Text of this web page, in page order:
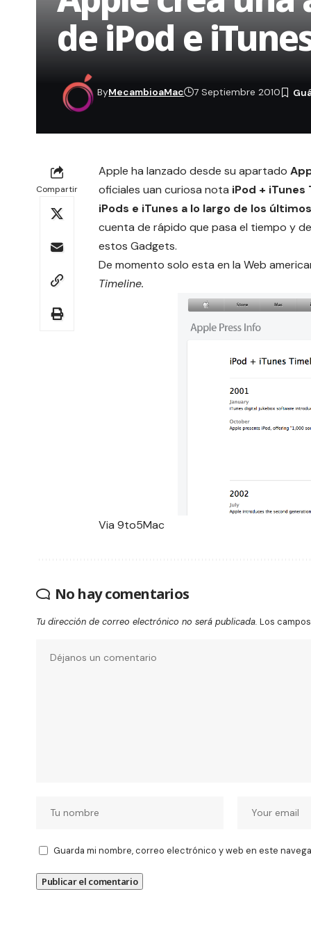
de iPod e
ByMecambioaMac 7 Septiembre 2010
Compartir
Apple ha lanzado desde su apartado
oficiales uan curiosa nota iPod + iTunes
iPods e iTunes a lo largo de los
cuenta de rápido que pasa el tiempo y
estos Gadgets.
De momento solo esta en la Web
Timeline.
Via 9to5Mac
No hay comentarios
Tu dirección de correo electrónico no será publicada. Los
Guarda mi nombre, correo electrónico y web en este